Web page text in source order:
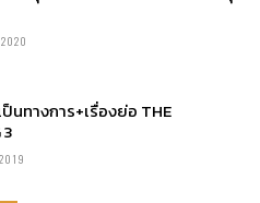
2020
นทางการ+เรื่องย่อ THE